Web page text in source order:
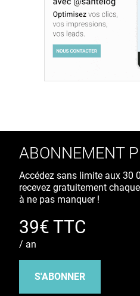
ABONNEMENT
Accédez sans limite aux 30
recevez gratuitement
à ne pas manquer !
39€ TTC
/ an
S'ABONNER